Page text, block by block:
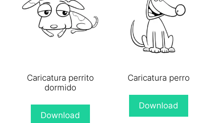
Caricatura perrito
dormido
Download
Caricatura perro
Download